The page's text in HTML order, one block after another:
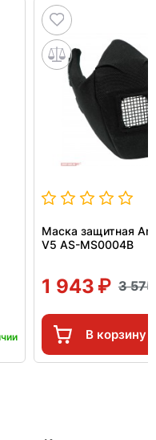
Маска защитная
V5 AS-MS0004B
1 943 3
В корзину